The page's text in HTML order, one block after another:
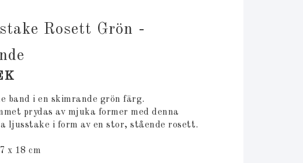
Rosett Grön -
band i en skimrande grön färg.
prydas av mjuka former med denna
ljusstake i form av en stor, stående rosett.
x 18 cm